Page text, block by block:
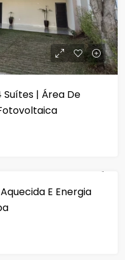
| Área De
VENDA
E Energia